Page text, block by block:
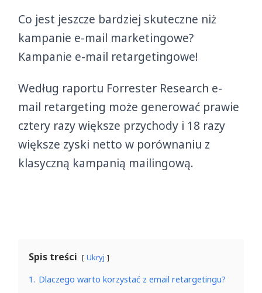
Co jest jeszcze bardziej skuteczne niż
kampanie e-mail marketingowe?
Kampanie e-mail retargetingowe!
Według raportu Forrester Research e-
mail retargeting może generować prawie
cztery razy większe przychody i 18 razy
większe zyski netto w porównaniu z
klasyczną kampanią mailingową.
Spis treści Ukryj
1. Dlaczego warto korzystać z email retargetingu?